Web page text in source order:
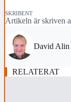
SKRIBENT
Artikeln är skriven
David Alin
RELATERAT